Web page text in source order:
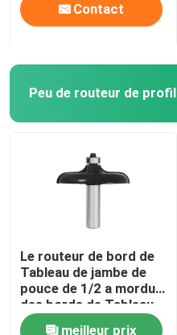
Contact
Peu de routeur de profil
Le routeur de bord de
Tableau de jambe de
pouce de 1/2 a mordu
des bords de Tableau
de finition
meilleur prix